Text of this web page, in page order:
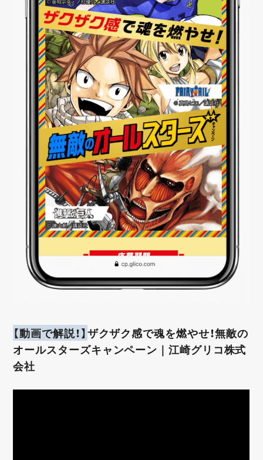
【動画で解説！】ザクザク感で魂を燃やせ！無敵の
オールスターズキャンペーン｜江崎グリコ株式
会社